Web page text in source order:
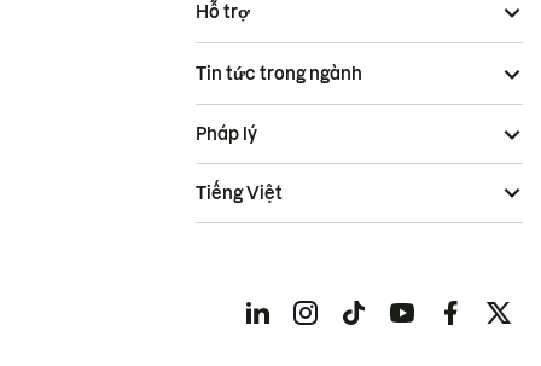
Hỗ trợ
Tin tức trong ngành
Pháp lý
Tiếng Việt